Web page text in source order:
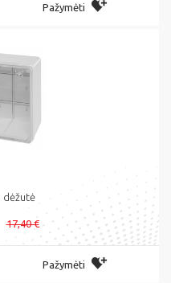
Pažymėti
dėžutė
17,40 €
Pažymėti